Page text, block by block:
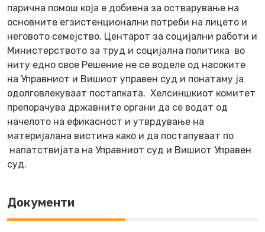
парична помош која е добиена за остварување на
основните егзистенционални потреби на лицето и
неговото семејство. Центарот за социјални работи и
Министерството за труд и социјална политика во
ниту едно свое Решение не се воделе од насоките
на Управниот и Вишиот управен суд и понатаму ја
одолговлекуваат постапката. Хелсиншкиот комитет
препорачува државните органи да се водат од
начелото на ефикасност и утврдување на
материјалана вистина како и да постапуваат по
напатствијата на Управниот суд и Вишиот Управен
суд.
Документи